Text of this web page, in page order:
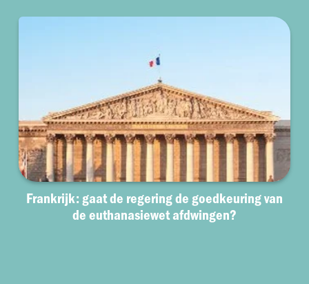
Frankrijk: gaat de regering de goedkeuring van
de euthanasiewet afdwingen?